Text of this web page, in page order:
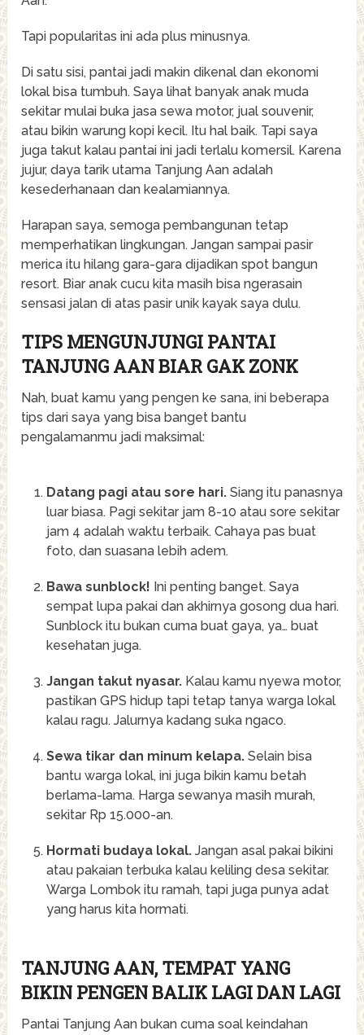
Tapi popularitas ini ada plus minusnya.
Di satu sisi, pantai jadi makin dikenal dan ekonomi
lokal bisa tumbuh. Saya lihat banyak anak muda
sekitar mulai buka jasa sewa motor, jual souvenir,
atau bikin warung kopi kecil. Itu hal baik. Tapi saya
juga takut kalau pantai ini jadi terlalu komersil. Karena
jujur, daya tarik utama Tanjung Aan adalah
kesederhanaan dan kealamiannya.
Harapan saya, semoga pembangunan tetap
memperhatikan lingkungan. Jangan sampai pasir
merica itu hilang gara-gara dijadikan spot bangun
resort. Biar anak cucu kita masih bisa ngerasain
sensasi jalan di atas pasir unik kayak saya dulu.
TIPS MENGUNJUNGI PANTAI
TANJUNG AAN BIAR GAK ZONK
Nah, buat kamu yang pengen ke sana, ini beberapa
tips dari saya yang bisa banget bantu
pengalamanmu jadi maksimal:
Datang pagi atau sore hari.Siang itu panasnya
luar biasa. Pagi sekitar jam 8-10 atau sore sekitar
jam 4 adalah waktu terbaik. Cahaya pas buat
foto, dan suasana lebih adem.
Bawa sunblock! Ini penting banget. Saya
sempat lupa pakai dan akhirnya gosong dua hari.
Sunblock itu bukan cuma buat gaya, ya… buat
kesehatan juga.
Jangan takut nyasar.Kalau kamu nyewa motor,
pastikan GPS hidup tapi tetap tanya warga lokal
kalau ragu. Jalurnya kadang suka ngaco.
Sewa tikar dan minum kelapa.Selain bisa
bantu warga lokal, ini juga bikin kamu betah
berlama-lama. Harga sewanya masih murah,
sekitar Rp 15.000-an.
Hormati budaya lokal.Jangan asal pakai bikini
atau pakaian terbuka kalau keliling desa sekitar.
Warga Lombok itu ramah, tapi juga punya adat
yang harus kita hormati.
TANJUNG AAN, TEMPAT YANG
BIKIN PENGEN BALIK LAGI DAN LAGI
Pantai Tanjung Aan bukan cuma soal keindahan